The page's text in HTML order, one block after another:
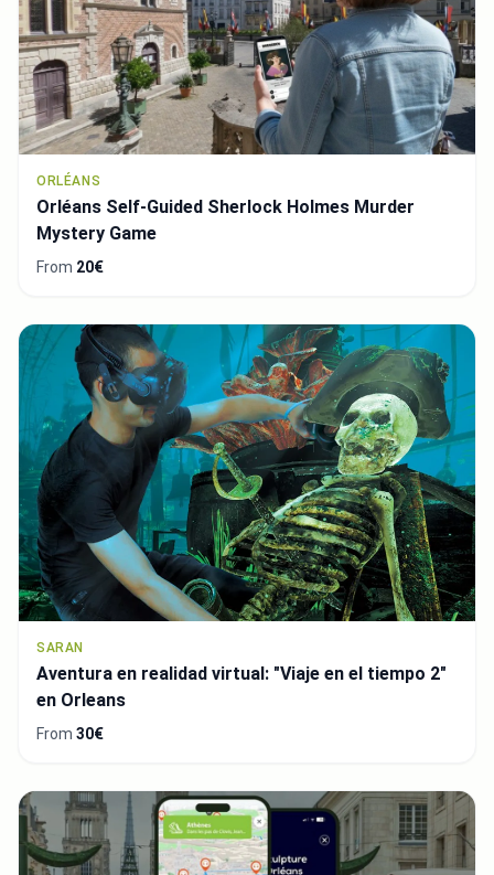
ORLÉANS
Orléans Self-Guided Sherlock Holmes Murder
Mystery Game
From 20€
SARAN
Aventura en realidad virtual: "Viaje en el tiempo 2"
en Orleans
From 30€